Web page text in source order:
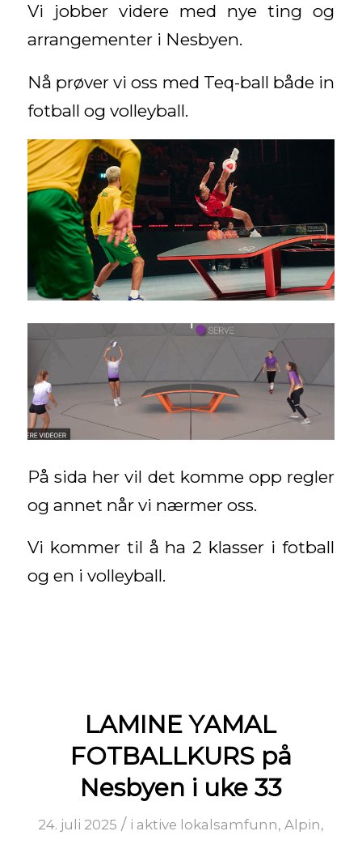
Vi jobber videre med nye ting og
arrangementer i Nesbyen.
Nå prøver vi oss med Teq-ball både in
fotball og volleyball.
På sida her vil det komme opp regler
og annet når vi nærmer oss.
Vi kommer til å ha 2 klasser i fotball
og en i volleyball.
LAMINE YAMAL
FOTBALLKURS på
Nesbyen i uke 33
24. juli 2025 / i aktive lokalsamfunn, Alpin,